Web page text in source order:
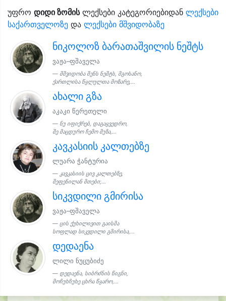
უფრო დიდი ზომისლექსები კატეგორიებიდან ლექსები
საქართველოზე და ლექსები მშვიდობაზე
ნიკოლოზ ბარათაშვილის ნეშტს
ვაჟა–ფშაველა
მშვიდობა შენს ნეშტს, მგოსანო,
ქართლისა წყლულთა მოზარე,...
ახალი გზა
აკაკი წერეთელი
ნუ იფიქრებ, დაგაყვედრო,
შე მაცდურო ჩემო მუზა,...
კავკასიის კალთებზე
ლუარა ჭანტურია
კავკასიის ცივ კალთებზე,
შეფენილან მთები;...
სიკვდილი გმირისა
ვაჟა–ფშაველა
ცის ქუხილივით გაისმა
სოფლად სიკვდილი გმირისა,...
დედაენა
ლილი ნუცუბიძე
დედაენა, სიბრძნის წიგნი,
მოჩუხჩუხე ცხრა წყარო,...